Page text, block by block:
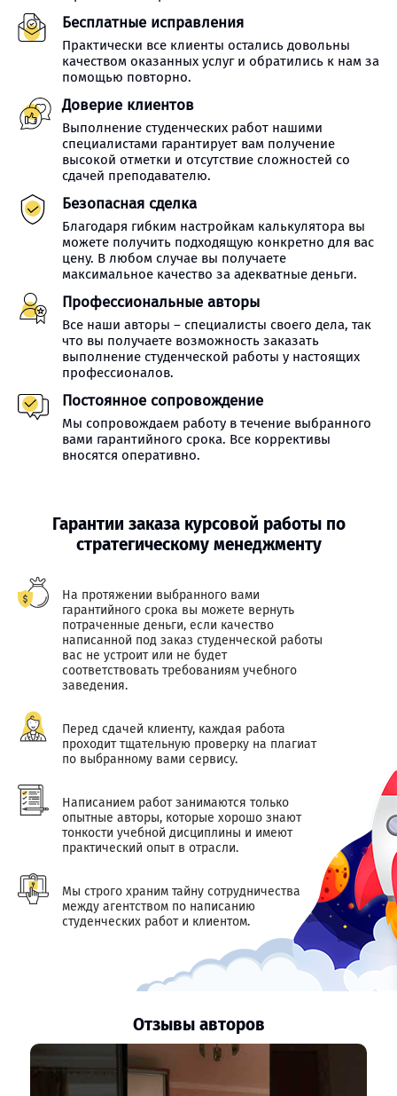
Бесплатные исправления
Практически все клиенты остались довольны
качеством оказанных услуг и обратились к нам за
помощью повторно.
Доверие клиентов
Выполнение студенческих работ нашими
специалистами гарантирует вам получение
высокой отметки и отсутствие сложностей со
сдачей преподавателю.
Безопасная сделка
Благодаря гибким настройкам калькулятора вы
можете получить подходящую конкретно для вас
цену. В любом случае вы получаете
максимальное качество за адекватные деньги.
Профессиональные авторы
Все наши авторы – специалисты своего дела, так
что вы получаете возможность заказать
выполнение студенческой работы у настоящих
профессионалов.
Постоянное сопровождение
Мы сопровождаем работу в течение выбранного
вами гарантийного срока. Все коррективы
вносятся оперативно.
Гарантии заказа курсовой работы по
стратегическому менеджменту
На протяжении выбранного вами
гарантийного срока вы можете вернуть
потраченные деньги, если качество
написанной под заказ студенческой работы
вас не устроит или не будет
соответствовать требованиям учебного
заведения.
Перед сдачей клиенту, каждая работа
проходит тщательную проверку на плагиат
по выбранному вами сервису.
Написанием работ занимаются только
опытные авторы, которые хорошо знают
тонкости учебной дисциплины и имеют
практический опыт в отрасли.
Мы строго храним тайну сотрудничества
между агентством по написанию
студенческих работ и клиентом.
Отзывы авторов